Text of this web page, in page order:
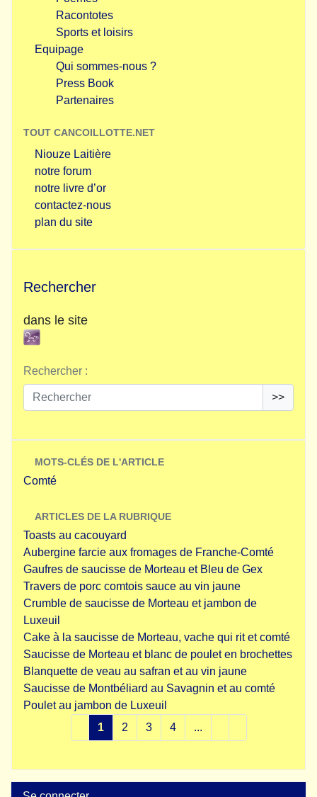
Racontotes
Sports et loisirs
Equipage
Qui sommes-nous ?
Press Book
Partenaires
TOUT CANCOILLOTTE.NET
Niouze Laitière
notre forum
notre livre d’or
contactez-nous
plan du site
Rechercher
dans le site
Rechercher :
>>
MOTS-CLÉS DE L'ARTICLE
Comté
ARTICLES DE LA RUBRIQUE
Toasts au cacouyard
Aubergine farcie aux fromages de Franche-Comté
Gaufres de saucisse de Morteau et Bleu de Gex
Travers de porc comtois sauce au vin jaune
Crumble de saucisse de Morteau et jambon de
Luxeuil
Cake à la saucisse de Morteau, vache qui rit et comté
Saucisse de Morteau et blanc de poulet en brochettes
Blanquette de veau au safran et au vin jaune
Saucisse de Montbéliard au Savagnin et au comté
Poulet au jambon de Luxeuil
1
2 3 4 ...